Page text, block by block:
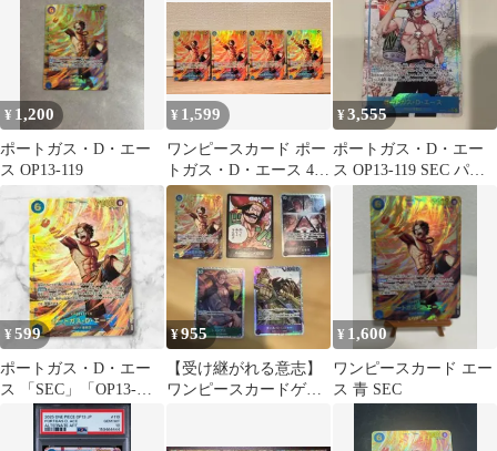
¥ 1,200
ポートガス・D・エー
ス OP13-119
¥ 1,599
ワンピースカード ポー
トガス・D・エース 4枚
セット
¥3,555
ポートガス・D・エー
ス OP13-119 SEC パラ
レル 受け継がれる意志
¥599
ポートガス・D・エー
ス 「SEC」「OP13-
119」 受け継がれる意
¥955
【受け継がれる意志】
ワンピースカードゲー
¥ 1,600
ワンピースカード エー
ス 青 SEC